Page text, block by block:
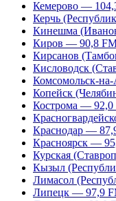
Кемерово —
Керчь
Кинешма
Киров — 90,8
Кирсанов
Кисловодск
Комсомольск-
Копейск
Кострома — 92,0
Краснодар —
Красноярск —
Курская
Кызыл
Лимасол
Липецк — 97,9